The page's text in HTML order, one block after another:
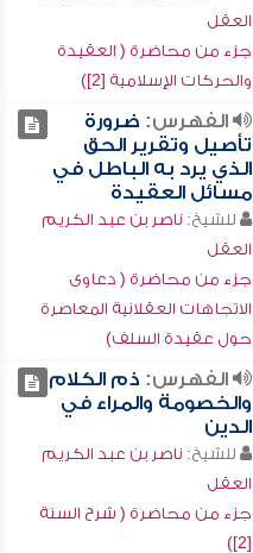
العقل
جزء من محاضرة ( العقيدة
والحركات الإسلامية [2])
الفهرس: ضرورة
تأصيل وتقرير الحق
الذي يرد به الباطل في
مسائل العقيدة
للشيخ: ناصر بن عبد الكريم
العقل
جزء من محاضرة ( دعاوى
الاتجاهات العقلانية المعاصرة
حول عقيدة السلف)
الفهرس: ذم الكلام
والخصومة والمراء في
الدين
للشيخ: ناصر بن عبد الكريم
العقل
جزء من محاضرة ( شرح السنة
[2])